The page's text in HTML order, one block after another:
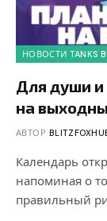
НОВОСТИ TANKS
Для души и
на
АВТОР
Календарь
напоминая о
правильный